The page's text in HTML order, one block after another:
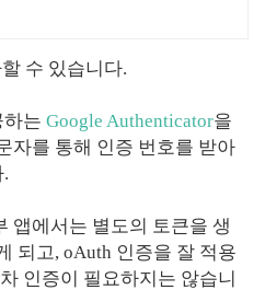
수 있습니다.
는 Google Authenticator을
자를 통해 인증 번호를 받아
앱에서는 별도의 토큰을 생
되고, oAuth 인증을 잘 적용
인증이 필요하지는 않습니